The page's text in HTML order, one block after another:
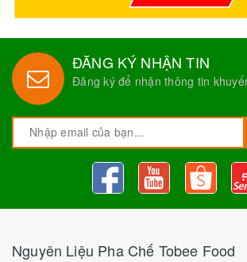
ĐĂNG KÝ NHẬN TIN
Đăng ký để nhận thông tin
Nguyên Liệu Pha Chế Tobee Food